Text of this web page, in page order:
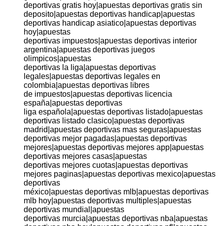
deportivas gratis hoy|apuestas deportivas gratis sin
deposito|apuestas deportivas handicap|apuestas
deportivas handicap asiatico|apuestas deportivas
hoy|apuestas
deportivas impuestos|apuestas deportivas interior
argentina|apuestas deportivas juegos
olimpicos|apuestas
deportivas la liga|apuestas deportivas
legales|apuestas deportivas legales en
colombia|apuestas deportivas libres
de impuestos|apuestas deportivas licencia
españa|apuestas deportivas
liga española|apuestas deportivas listado|apuestas
deportivas listado clasico|apuestas deportivas
madrid|apuestas deportivas mas seguras|apuestas
deportivas mejor pagadas|apuestas deportivas
mejores|apuestas deportivas mejores app|apuestas
deportivas mejores casas|apuestas
deportivas mejores cuotas|apuestas deportivas
mejores paginas|apuestas deportivas mexico|apuestas
deportivas
méxico|apuestas deportivas mlb|apuestas deportivas
mlb hoy|apuestas deportivas multiples|apuestas
deportivas mundial|apuestas
deportivas murcia|apuestas deportivas nba|apuestas